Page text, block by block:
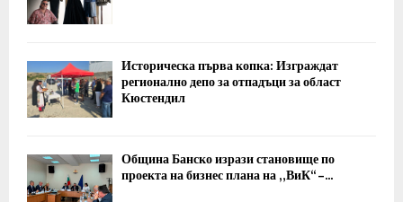
Историческа първа копка: Изграждат
регионално депо за отпадъци за област
Кюстендил
Община Банско изрази становище по
проекта на бизнес плана на „ВиК“ –...